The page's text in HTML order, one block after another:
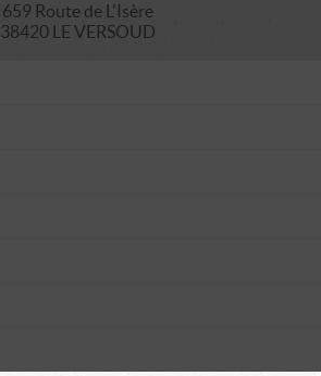
659 Route de L'Isère
38420 LE VERSOUD